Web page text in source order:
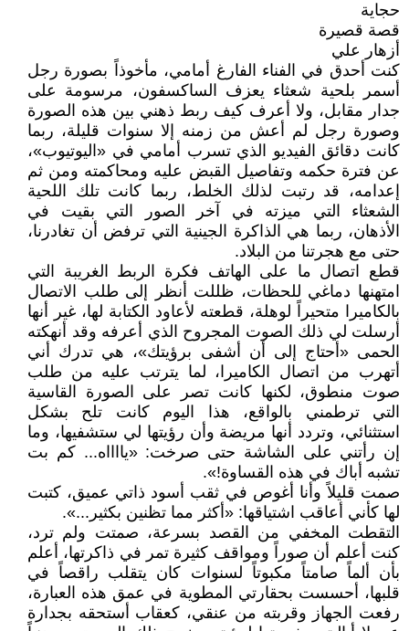
حجاية
قصة قصيرة
أزهار علي
كنت أحدق في الفناء الفارغ أمامي، مأخوذاً بصورة رجل
أسمر بلحية شعثاء يعزف الساكسفون، مرسومة على
جدار مقابل، ولا أعرف كيف ربط ذهني بين هذه الصورة
وصورة رجل لم أعش من زمنه إلا سنوات قليلة، ربما
كانت دقائق الفيديو الذي تسرب أمامي في «اليوتيوب»،
عن فترة حكمه وتفاصيل القبض عليه ومحاكمته ومن ثم
إعدامه، قد رتبت لذلك الخلط، ربما كانت تلك اللحية
الشعثاء التي ميزته في آخر الصور التي بقيت في
الأذهان، ربما هي الذاكرة الجينية التي ترفض أن تغادرنا،
حتى مع هجرتنا من البلاد.
قطع اتصال ما على الهاتف فكرة الربط الغريبة التي
امتهنها دماغي للحظات، ظللت أنظر إلى طلب الاتصال
بالكاميرا متحيراً لوهلة، قطعته لأعاود الكتابة لها، غير أنها
أرسلت لي ذلك الصوت المجروح الذي أعرفه وقد أنهكته
الحمى «أحتاج إلى أن أشفى برؤيتك»، هي تدرك أني
أتهرب من اتصال الكاميرا، لما يترتب عليه من طلب
صوت منطوق، لكنها كانت تصر على الصورة القاسية
التي ترطمني بالواقع، هذا اليوم كانت تلح بشكل
استثنائي، وتردد أنها مريضة وأن رؤيتها لي ستشفيها، وما
إن رأتني على الشاشة حتى صرخت: «يااااه... كم بت
تشبه أباك في هذه القساوة!».
صمت قليلاً وأنا أغوص في ثقب أسود ذاتي عميق، كتبت
لها كأني أعاقب اشتياقها: «أكثر مما تظنين بكثير...».
التقطت المخفي من القصد بسرعة، صمتت ولم ترد،
كنت أعلم أن صوراً ومواقف كثيرة تمر في ذاكرتها، أعلم
بأن ألماً صامتاً مكبوتاً لسنوات كان يتقلب راقصاً في
قلبها، أحسست بحقارتي المطوية في عمق هذه العبارة،
رفعت الجهاز وقربته من عنقي، كعقاب أستحقه بجدارة